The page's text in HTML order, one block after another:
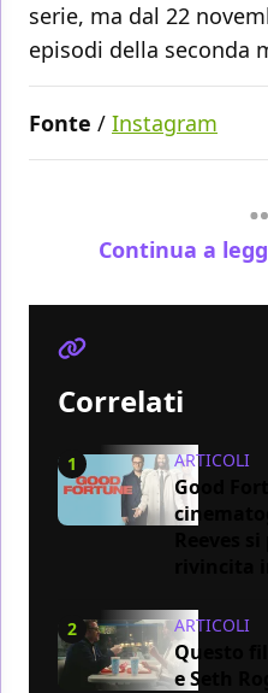
serie, ma dal 22
episodi della seconda
Fonte / Instagram
Continua a
Correlati
1 ARTICOLI
Good
2 ARTICOLI
Questo
e Seth